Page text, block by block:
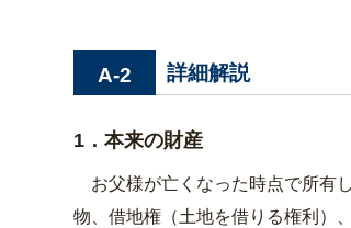
A-2 詳細解説
1．本来の財産
お父様が亡くなった時点で所有
物、借地権（土地を借りる権利）